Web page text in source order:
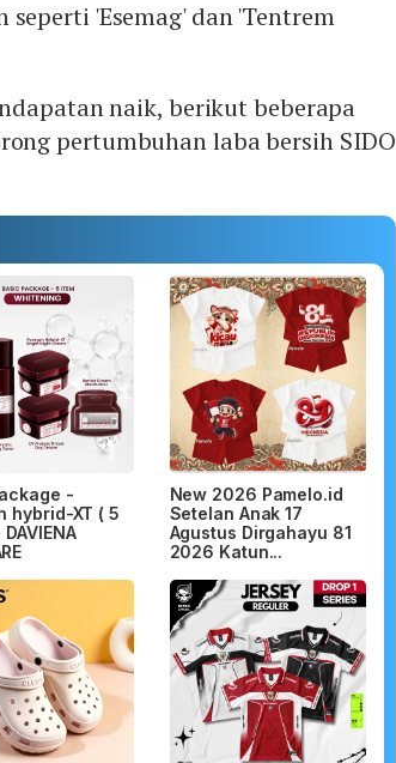
'Esemag' dan 'Tentrem
naik, berikut beberapa
pertumbuhan laba bersih SIDO
-
hybrid-XT ( 5
New 2026 Pamelo.id
Setelan Anak 17
Agustus Dirgahayu 81
2026 Katun...